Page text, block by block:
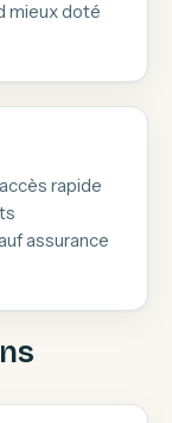
mieux doté
rapide
assurance